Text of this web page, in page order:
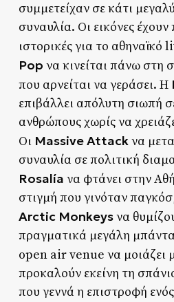
συμμετείχαν σε κάτι
συναυλία. Οι εικόνες έχουν
ιστορικές για το
Pop να κινείται πάνω στη
που αρνείται να γεράσει. Η
επιβάλλει απόλυτη σιωπή
ανθρώπους χωρίς να
Οι Massive Attackνα
συναυλία σε πολιτική
Rosalía να φτάνει στην
στιγμή που γινόταν
Arctic Monkeysνα
πραγματικά μεγάλη
open air venue να μοιάζει
προκαλούν εκείνη τη
που γεννά η επιστροφή